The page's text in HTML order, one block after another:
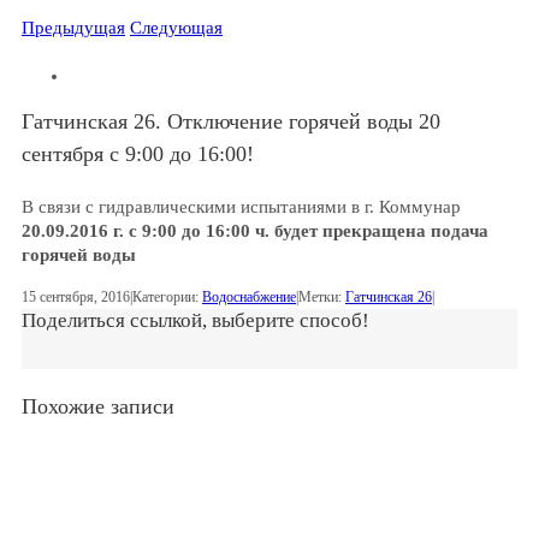
Предыдущая Следующая
Гатчинская 26. Отключение горячей воды 20
сентября с 9:00 до 16:00!
В связи с гидравлическими испытаниями в г. Коммунар
20.09.2016 г. с 9:00 до 16:00 ч. будет прекращена подача
горячей воды
15 сентября, 2016|Категории: Водоснабжение|Метки: Гатчинская 26|
Поделиться ссылкой, выберите способ!
Похожие записи